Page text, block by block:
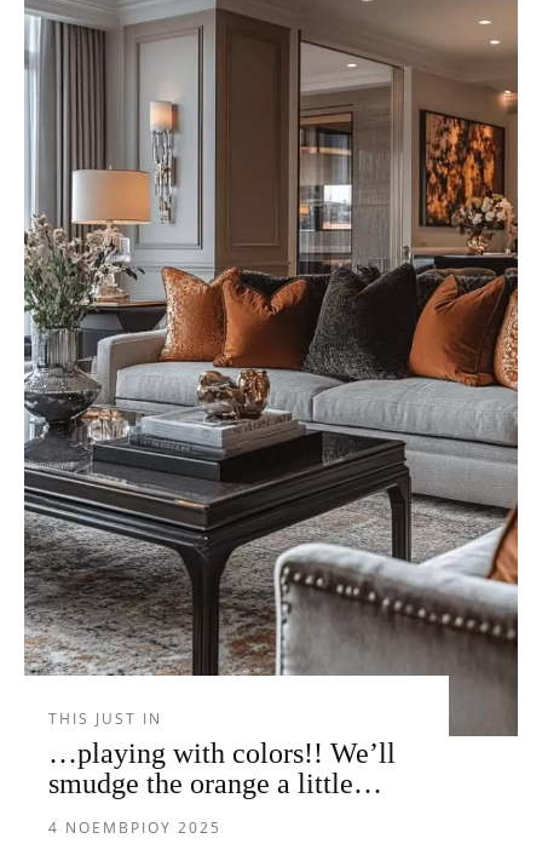
THIS JUST IN
…playing with colors!! We’ll
smudge the orange a little…
4 ΝΟΕΜΒΡΊΟΥ 2025